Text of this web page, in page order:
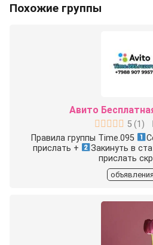
Похожие группы
Авито
5 (1 )
Правила группы Time.095
прислать +
Закинуть в
прислать
объявления